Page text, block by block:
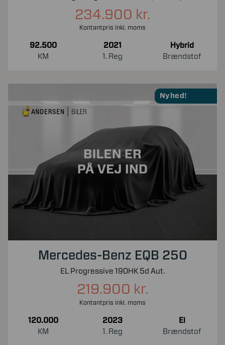
234.900 kr.
Kontantpris inkl. moms
92.500
KM
2021
1. Reg
Hybrid
Brændstof
Nyhed!
Mercedes-Benz EQB 250
EL Progressive 190HK 5d Aut.
219.900 kr.
Kontantpris inkl. moms
120.000
KM
2023
1. Reg
El
Brændstof